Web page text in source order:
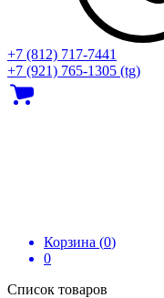
+7 (812) 717‑7441
+7 (921) 765-1305 (tg)
Корзина (0)
0
Список товаров